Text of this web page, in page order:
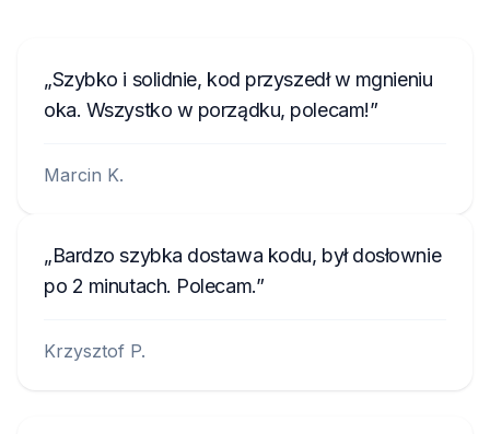
Szybko i solidnie, kod przyszedł w mgnieniu
oka. Wszystko w porządku, polecam!
Marcin K.
Bardzo szybka dostawa kodu, był dosłownie
po 2 minutach. Polecam.
Krzysztof P.